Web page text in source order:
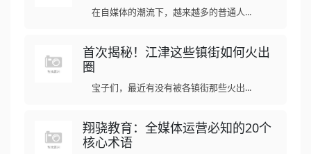
在自媒体的潮流下，越来越多的普通人...
首次揭秘！江津这些镇街如何火出
圈
宝子们，最近有没有被各镇街那些火出...
翔骁教育：全媒体运营必知的20个
核心术语